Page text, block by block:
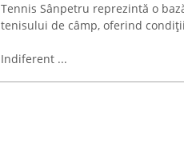
Tennis Sânpetru reprezintă o
tenisului de câmp, oferind
Indiferent ...